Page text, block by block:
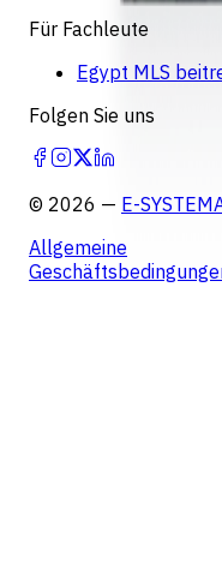
Für Fachleute
Egypt MLS
Folgen Sie uns
© 2026 — E-
Allgemeine